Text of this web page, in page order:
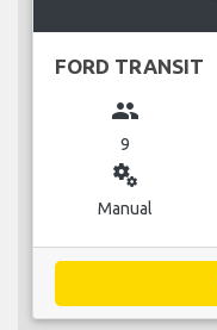
FORD TRANSIT
group
9
miscellaneous_services
Manual